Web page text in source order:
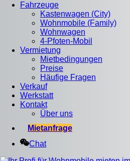
Fahrzeuge
Kastenwagen (City)
Wohnmobile (Family)
Wohnwagen
4-Pfoten-Mobil
Vermietung
Mietbedingungen
Preise
Häufige Fragen
Verkauf
Werkstatt
Kontakt
Über uns
Mietanfrage
Chat